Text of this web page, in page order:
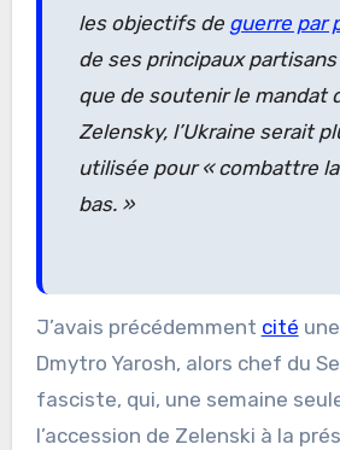
les objectifs de guerre par
de ses principaux
que de soutenir le mandat
Zelensky, l’Ukraine serait
utilisée pour« combattre
bas. »
J’avais précédemment cité
Dmytro Yarosh, alors chef du
fasciste, qui, une semaine
l’accession de Zelenski à la